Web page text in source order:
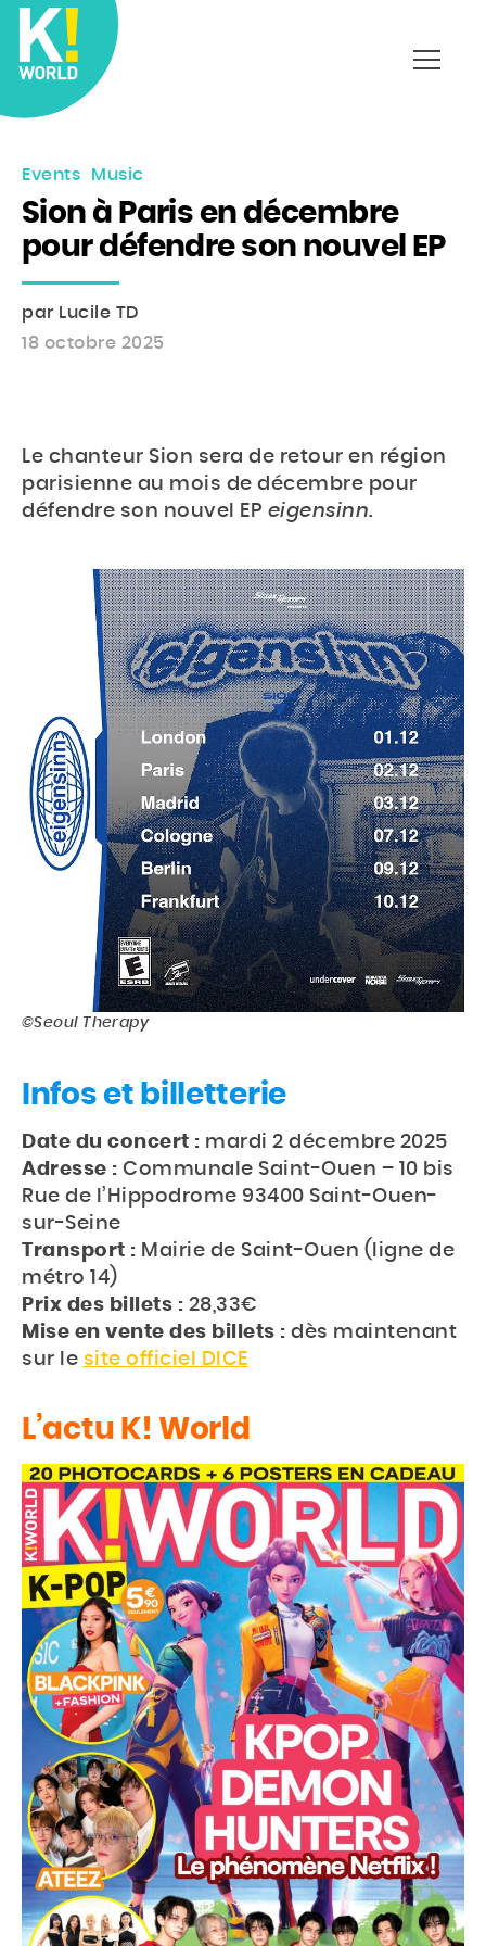
Events Music
Sion à Paris en décembre
pour défendre son nouvel EP
par Lucile TD
18 octobre 2025
Le chanteur Sion sera de retour en région
parisienne au mois de décembre pour
défendre son nouvel EP eigensinn.
©Seoul Therapy
Infos et billetterie
Date du concert : mardi 2 décembre 2025
Adresse : Communale Saint-Ouen – 10 bis
Rue de l’Hippodrome 93400 Saint-Ouen-
sur-Seine
Transport : Mairie de Saint-Ouen (ligne de
métro 14)
Prix des billets : 28,33€
Mise en vente des billets : dès maintenant
sur le site officiel DICE
L’actu K! World